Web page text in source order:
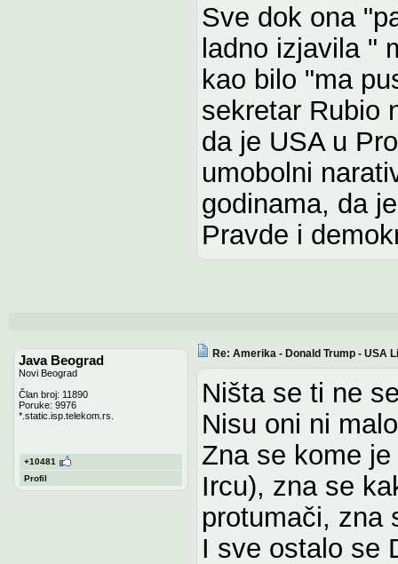
Sve dok ona
ladno izjavila "
kao bilo "ma
sekretar Rubio
da je USA u
umobolni
godinama, da
Pravde i
Java Beograd
Novi Beograd
Član broj: 11890
Poruke: 9976
*.static.isp.telekom.rs.
+10481
Profil
Re: Amerika - Donald Trump - USA
Ništa se ti ne
Nisu oni ni
Zna se kome
Ircu), zna se
protumači, zna
I sve ostalo se